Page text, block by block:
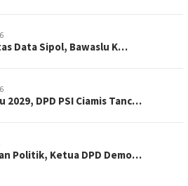
Data Sipol, Bawaslu K…
2029, DPD PSI Ciamis Tanc…
Politik, Ketua DPD Demo…